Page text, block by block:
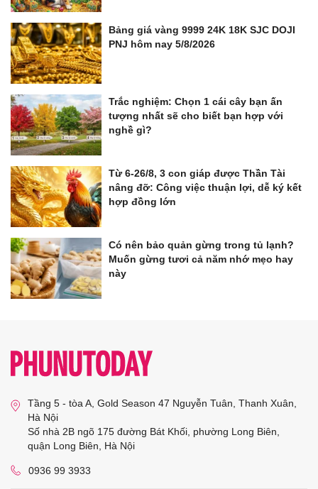
Bảng giá vàng 9999 24K 18K SJC DOJI
PNJ hôm nay 5/8/2026
Trắc nghiệm: Chọn 1 cái cây bạn ấn
tượng nhất sẽ cho biết bạn hợp với
nghề gì?
Từ 6-26/8, 3 con giáp được Thần Tài
nâng đỡ: Công việc thuận lợi, dễ ký kết
hợp đồng lớn
Có nên bảo quản gừng trong tủ lạnh?
Muốn gừng tươi cả năm nhớ mẹo hay
này
Tầng 5 - tòa A, Gold Season 47 Nguyễn Tuân, Thanh Xuân,
Hà Nội
Số nhà 2B ngõ 175 đường Bát Khối, phường Long Biên,
quận Long Biên, Hà Nội
0936 99 3933